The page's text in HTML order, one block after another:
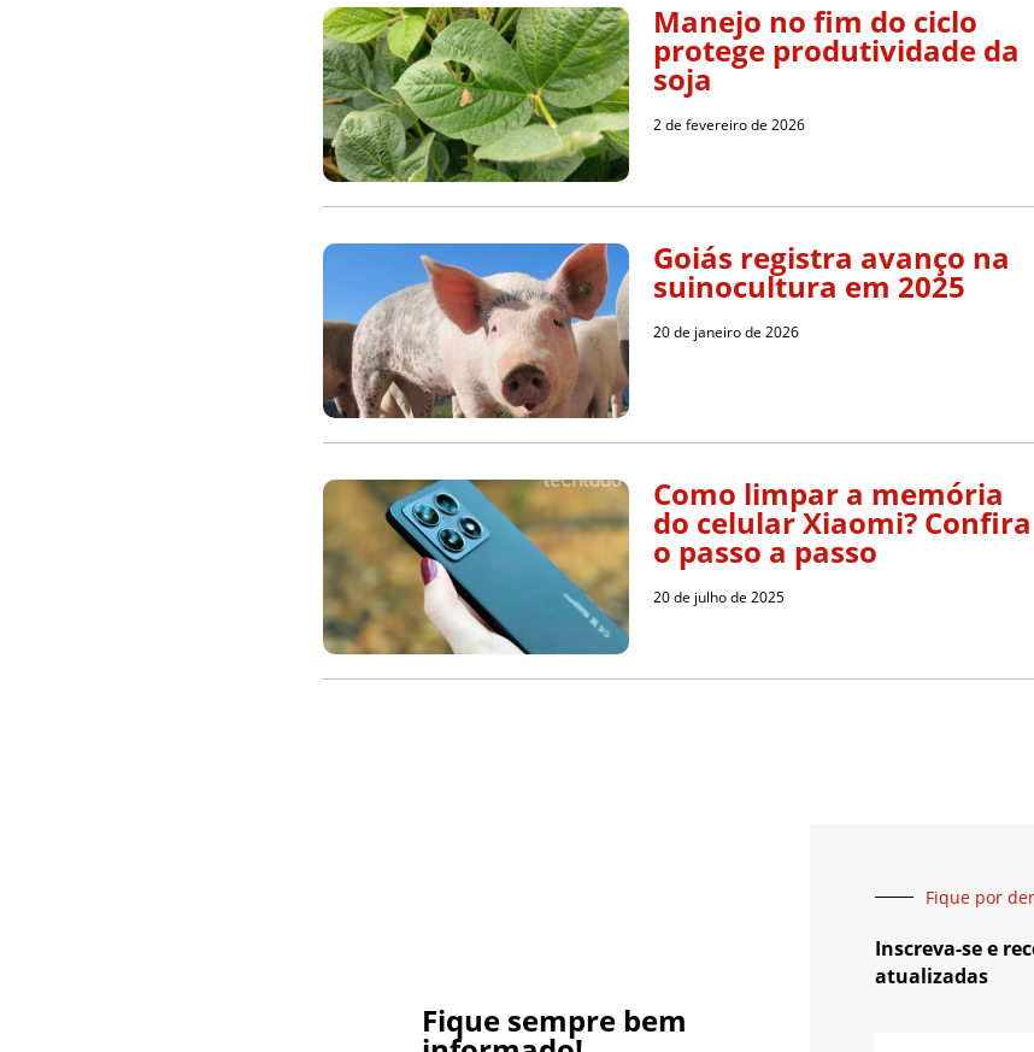
Manejo no fim do ciclo
protege produtividade da
soja
2 de fevereiro de 2026
Goiás registra avanço na
suinocultura em 2025
20 de janeiro de 2026
Como limpar a memória
do celular Xiaomi? Confira
o passo a passo
20 de julho de 2025
Fique sempre bem
Fique por
Inscreva-se e
atualizadas